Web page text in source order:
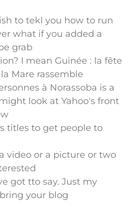
to tekl you how to run
what if you added a
grab
I mean Guinée : la fête
Mare rassemble
à Norassoba is a
look at Yahoo's front
titles to get people to
video or a picture or two
got tto say. Just my
your blog